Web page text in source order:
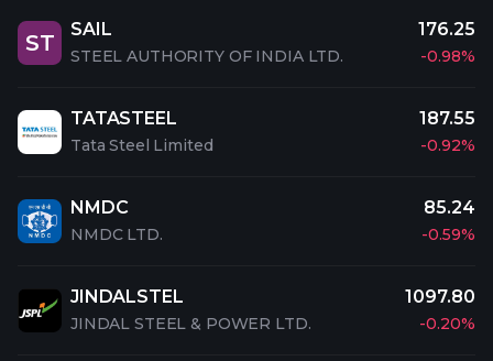
ST
SAIL
STEEL AUTHORITY OF INDIA LTD.
176.25
-0.98%
TATASTEEL
Tata Steel Limited
187.55
-0.92%
NMDC
NMDC LTD.
85.24
-0.59%
JINDALSTEL
JINDAL STEEL & POWER LTD.
1097.80
-0.20%